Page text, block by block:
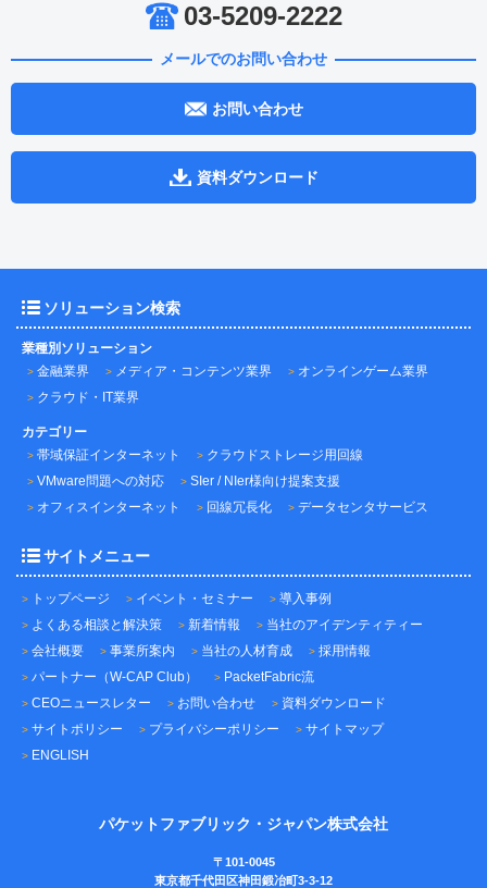
03-5209-2222
メールでのお問い合わせ
お問い合わせ
資料ダウンロード
ソリューション検索
業種別ソリューション
金融業界
メディア・コンテンツ業界
オンラインゲーム業界
クラウド・IT業界
カテゴリー
帯域保証インターネット
クラウドストレージ用回線
VMware問題への対応
SIer / NIer様向け提案支援
オフィスインターネット
回線冗長化 データセンタサービス
サイトメニュー
トップページ イベント・セミナー
導入事例
よくある相談と解決策
新着情報
当社のアイデンティティー
会社概要
事業所案内 当社の人材育成
採用情報
パートナー（W-CAP Club）
PacketFabric流
CEOニュースレター
お問い合わせ
資料ダウンロード
サイトポリシー
プライバシーポリシー
サイトマップ
ENGLISH
パケットファブリック・ジャパン株式会社
〒101-0045
東京都千代田区神田鍛冶町3-3-12